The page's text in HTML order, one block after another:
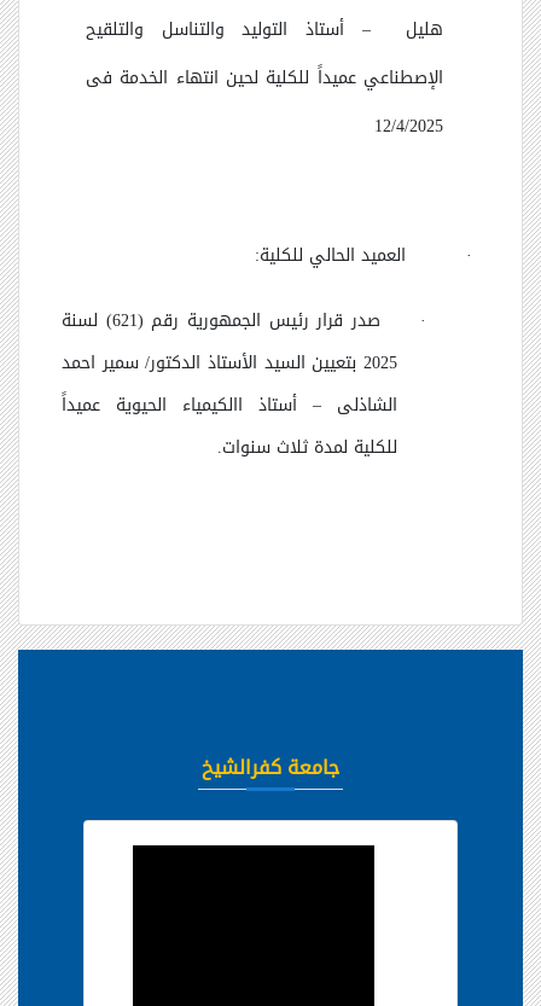
هليل– أستاذ التوليد والتناسل والتلقيح
الإصطناعي عميداً للكلية لحين انتهاء الخدمة فى
12/4/2025
·
العميد الحالي للكلية:
·
صدر قرار رئيس الجمهورية رقم (621) لسنة
2025 بتعيين السيد الأستاذ الدكتور/ سمير احمد
الشاذلى – أستاذ االكيمياء الحيوية عميداً
للكلية لمدة ثلاث سنوات.
جامعة كفرالشيخ